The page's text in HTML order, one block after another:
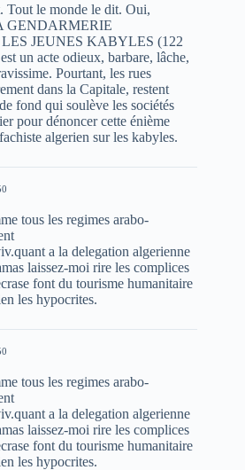
Tout le monde le dit. Oui,
GENDARMERIE
JEUNES KABYLES (122
un acte odieux, barbare, lâche,
Pourtant, les rues
dans la Capitale, restent
fond qui soulève les sociétés
pour dénoncer cette énième
algerien sur les kabyles.
tous les regimes arabo-
a la delegation algerienne
laissez-moi rire les complices
font du tourisme humanitaire
les hypocrites.
tous les regimes arabo-
a la delegation algerienne
laissez-moi rire les complices
font du tourisme humanitaire
les hypocrites.